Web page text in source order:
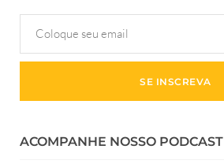
ACOMPANHE NOSSO PODCAST